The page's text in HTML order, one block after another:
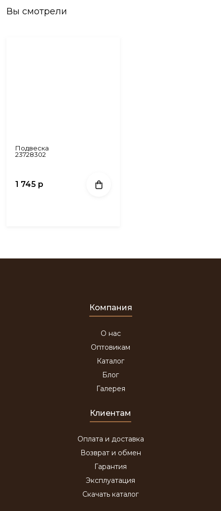
Вы смотрели
Подвеска
23728302
1 745 р
Компания
О нас
Оптовикам
Каталог
Блог
Галерея
Клиентам
Оплата и доставка
Возврат и обмен
Гарантия
Эксплуатация
Скачать каталог